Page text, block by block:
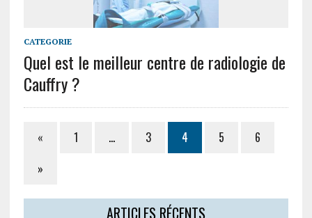
CATEGORIE
Quel est le meilleur centre de radiologie de
Cauffry ?
« 1 … 3 4 5
6
»
ARTICLES RÉCENTS